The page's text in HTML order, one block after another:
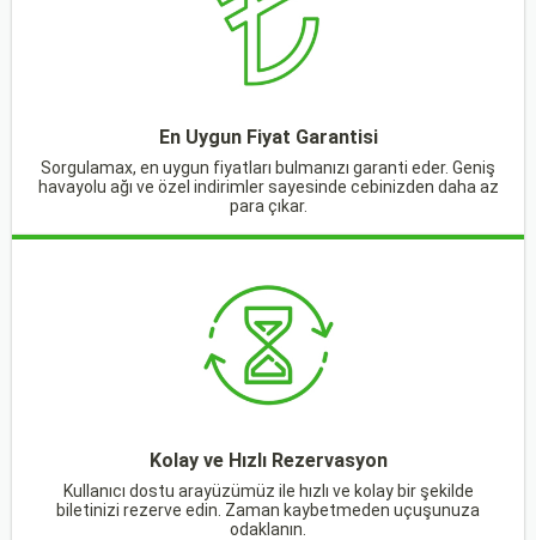
En Uygun Fiyat Garantisi
Sorgulamax, en uygun fiyatları bulmanızı garanti eder. Geniş
havayolu ağı ve özel indirimler sayesinde cebinizden daha az
para çıkar.
Kolay ve Hızlı Rezervasyon
Kullanıcı dostu arayüzümüz ile hızlı ve kolay bir şekilde
biletinizi rezerve edin. Zaman kaybetmeden uçuşunuza
odaklanın.